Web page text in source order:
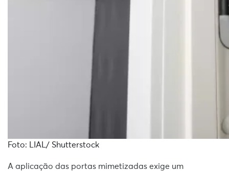
Foto: LIAL/ Shutterstock
A aplicação das portas mimetizadas exige um